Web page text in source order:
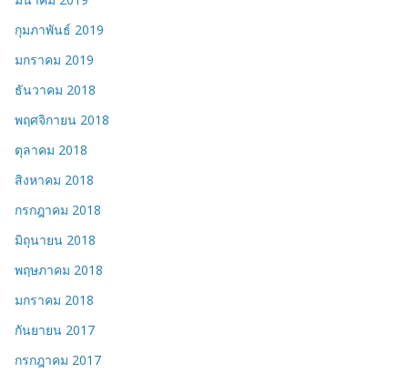
กุมภาพันธ์ 2019
มกราคม 2019
ธันวาคม 2018
พฤศจิกายน 2018
ตุลาคม 2018
สิงหาคม 2018
กรกฎาคม 2018
มิถุนายน 2018
พฤษภาคม 2018
มกราคม 2018
กันยายน 2017
กรกฎาคม 2017